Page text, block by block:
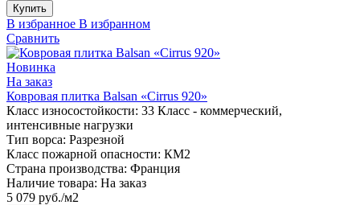
Купить
В избранное В избранном
Сравнить
Новинка
На заказ
Ковровая плитка Balsan «Cirrus 920»
Класс износостойкости: 33 Класс - коммерческий,
интенсивные нагрузки
Тип ворса: Разрезной
Класс пожарной опасности: КМ2
Страна производства: Франция
Наличие товара: На заказ
5 079 руб./м2